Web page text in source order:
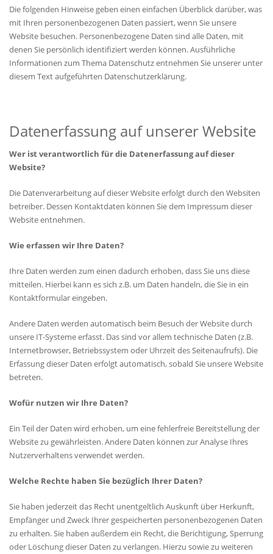
Die folgenden Hinweise geben einen einfachen Überblick darüber, was
mit Ihren personenbezogenen Daten passiert, wenn Sie unsere
Website besuchen. Personenbezogene Daten sind alle Daten, mit
denen Sie persönlich identifiziert werden können. Ausführliche
Informationen zum Thema Datenschutz entnehmen Sie unserer unter
diesem Text aufgeführten Datenschutzerklärung.
Datenerfassung auf unserer Website
Wer ist verantwortlich für die Datenerfassung auf dieser
Website?
Die Datenverarbeitung auf dieser Website erfolgt durch den Websiten
betreiber. Dessen Kontaktdaten können Sie dem Impressum dieser
Website entnehmen.
Wie erfassen wir Ihre Daten?
Ihre Daten werden zum einen dadurch erhoben, dass Sie uns diese
mitteilen. Hierbei kann es sich z.B. um Daten handeln, die Sie in ein
Kontaktformular eingeben.
Andere Daten werden automatisch beim Besuch der Website durch
unsere IT-Systeme erfasst. Das sind vor allem technische Daten (z.B.
Internetbrowser, Betriebssystem oder Uhrzeit des Seitenaufrufs). Die
Erfassung dieser Daten erfolgt automatisch, sobald Sie unsere Website
betreten.
Wofür nutzen wir Ihre Daten?
Ein Teil der Daten wird erhoben, um eine fehlerfreie Bereitstellung der
Website zu gewährleisten. Andere Daten können zur Analyse Ihres
Nutzerverhaltens verwendet werden.
Welche Rechte haben Sie bezüglich Ihrer Daten?
Sie haben jederzeit das Recht unentgeltlich Auskunft über Herkunft,
Empfänger und Zweck Ihrer gespeicherten personenbezogenen Daten
zu erhalten. Sie haben außerdem ein Recht, die Berichtigung, Sperrung
oder Löschung dieser Daten zu verlangen. Hierzu sowie zu weiteren